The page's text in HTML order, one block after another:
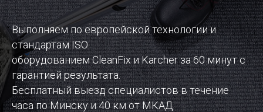
Выполняем по европейской технологии и
стандартам ISO
оборудованием CleanFix и Karcher за 60 минут с
гарантией результата.
Бесплатный выезд специалистов в течение
часа по Минску и 40 км от МКАД